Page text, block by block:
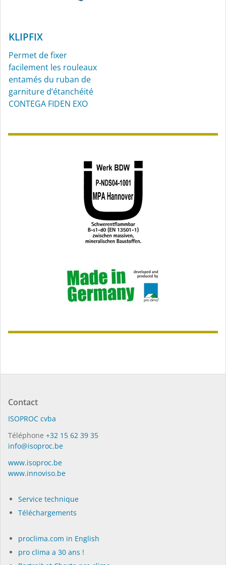
KLIPFIX
Permet de fixer
facilement les rouleaux
entamés du ruban de
garniture d’étanchéité
CONTEGA FIDEN EXO
Contact
ISO­PROC cvba
Téléphone +32 15 62 39 35
info@isoproc.be
www.isoproc.be
www.innoviso.be
Service technique
Téléchargements
proclima.com in English
pro clima a 30 ans !